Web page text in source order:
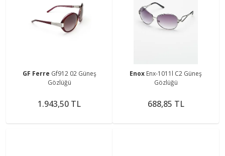
GF Ferre Gf912 02 Güneş
Gözlüğü
1.943,50 TL
Enox Enx-1011l C2 Güneş
Gözlüğü
688,85 TL